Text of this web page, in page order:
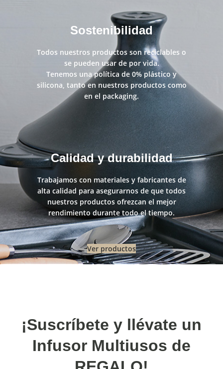
Sostenibilidad
Todos nuestros productos son reciclables o
se pueden usar de por vida.
Tenemos una política de 0% plástico y
silicona, tanto en nuestros productos como
en el packaging.
Calidad y durabilidad
Trabajamos con materiales y fabricantes de
alta calidad para asegurarnos de que todos
nuestros productos ofrezcan el mejor
rendimiento durante todo el tiempo.
Ver productos
¡Suscríbete y llévate un
Infusor Multiusos de